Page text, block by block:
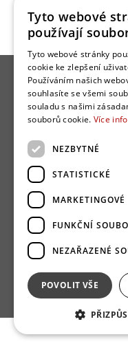
Copyright
Tyto webové
používají
Tyto webové stránky
cookie ke zlepšení
Používáním našich
souhlasíte se všemi
souladu s našimi
souborů cookie. Více
NEZBYTNÉ
STATISTICKÉ
MARKETINGOVÉ
FUNKČNÍ
NEZAŘAZENÉ
POVOLIT VŠE